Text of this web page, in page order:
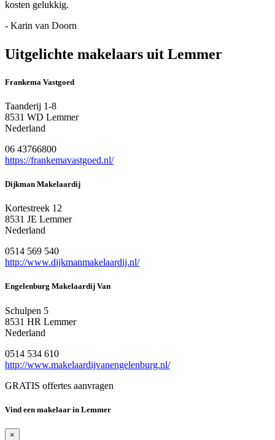
kosten gelukkig.
- Karin van Doorn
Uitgelichte makelaars uit Lemmer
Frankema Vastgoed
Taanderij 1-8
8531 WD Lemmer
Nederland
06 43766800
https://frankemavastgoed.nl/
Dijkman Makelaardij
Kortestreek 12
8531 JE Lemmer
Nederland
0514 569 540
http://www.dijkmanmakelaardij.nl/
Engelenburg Makelaardij Van
Schulpen 5
8531 HR Lemmer
Nederland
0514 534 610
http://www.makelaardijvanengelenburg.nl/
GRATIS offertes aanvragen
Vind een makelaar in Lemmer
×